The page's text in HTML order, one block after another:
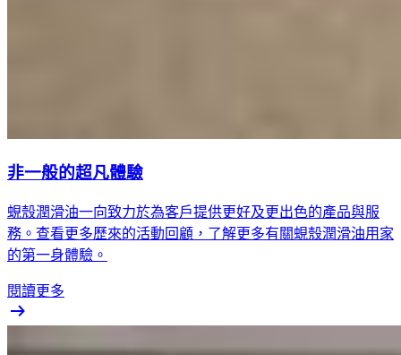
非一般的超凡體驗
蜆殼潤滑油一向致力於為客戶提供更好及更出色的產品與服
務。查看更多歷來的活動回顧，了解更多有關蜆殼潤滑油用家
的第一身體驗。
閱讀更多